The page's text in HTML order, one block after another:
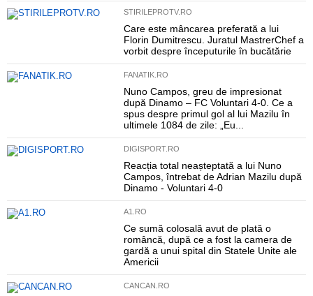
STIRILEPROTV.RO
Care este mâncarea preferată a lui
Florin Dumitrescu. Juratul MastrerChef a
vorbit despre începuturile în bucătărie
FANATIK.RO
Nuno Campos, greu de impresionat
după Dinamo – FC Voluntari 4-0. Ce a
spus despre primul gol al lui Mazilu în
ultimele 1084 de zile: „Eu...
DIGISPORT.RO
Reacția total neașteptată a lui Nuno
Campos, întrebat de Adrian Mazilu după
Dinamo - Voluntari 4-0
A1.RO
Ce sumă colosală avut de plată o
româncă, după ce a fost la camera de
gardă a unui spital din Statele Unite ale
Americii
CANCAN.RO